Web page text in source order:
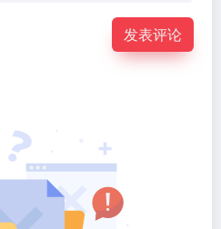
发表评论